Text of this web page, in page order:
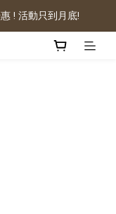
! 活動只到月底!